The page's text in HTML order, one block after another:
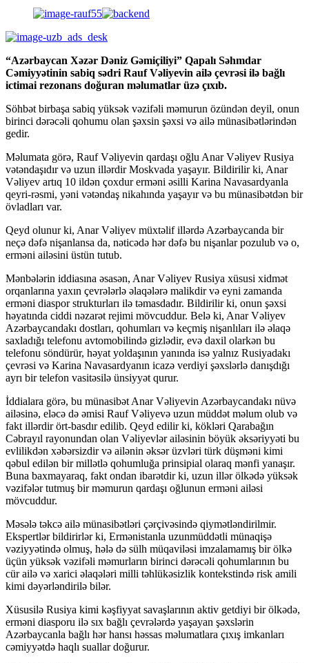
“Azərbaycan Xəzər Dəniz Gəmiçiliyi” Qapalı Səhmdar
Cəmiyyətinin sabiq sədri Rauf Vəliyevin ailə çevrəsi ilə bağlı
ictimai rezonans doğuran məlumatlar üzə çıxıb.
Söhbət birbaşa sabiq yüksək vəzifəli məmurun özündən deyil, onun
birinci dərəcəli qohumu olan şəxsin şəxsi və ailə münasibətlərindən
gedir.
Məlumata görə, Rauf Vəliyevin qardaşı oğlu Anar Vəliyev Rusiya
vətəndaşıdır və uzun illərdir Moskvada yaşayır. Bildirilir ki, Anar
Vəliyev artıq 10 ildən çoxdur erməni əsilli Karina Navasardyanla
qeyri-rəsmi, yəni vətəndaş nikahında yaşayır və bu münasibətdən bir
övladları var.
Qeyd olunur ki, Anar Vəliyev müxtəlif illərdə Azərbaycanda bir
neçə dəfə nişanlansa da, nəticədə hər dəfə bu nişanlar pozulub və o,
erməni ailəsini üstün tutub.
Mənbələrin iddiasına əsasən, Anar Vəliyev Rusiya xüsusi xidmət
orqanlarına yaxın çevrələrlə əlaqələrə malikdir və eyni zamanda
erməni diaspor strukturları ilə təmasdadır. Bildirilir ki, onun şəxsi
həyatında ciddi nəzarət rejimi mövcuddur. Belə ki, Anar Vəliyev
Azərbaycandakı dostları, qohumları və keçmiş nişanlıları ilə əlaqə
saxladığı telefonu avtomobilində gizlədir, evə daxil olarkən bu
telefonu söndürür, həyat yoldaşının yanında isə yalnız Rusiyadakı
çevrəsi və Karina Navasardyanın icazə verdiyi şəxslərlə danışdığı
ayrı bir telefon vasitəsilə ünsiyyət qurur.
İddialara görə, bu münasibət Anar Vəliyevin Azərbaycandakı nüvə
ailəsinə, eləcə də əmisi Rauf Vəliyevə uzun müddət məlum olub və
fakt illərdir ört-basdır edilib. Qeyd edilir ki, kökləri Qarabağın
Cəbrayıl rayonundan olan Vəliyevlər ailəsinin böyük əksəriyyəti bu
evlilikdən xəbərsizdir və ailənin əksər üzvləri türk düşməni kimi
qəbul edilən bir millətlə qohumluğa prinsipial olaraq mənfi yanaşır.
Buna baxmayaraq, fakt ondan ibarətdir ki, uzun illər ölkədə yüksək
vəzifələr tutmuş bir məmurun qardaşı oğlunun erməni ailəsi
mövcuddur.
Məsələ təkcə ailə münasibətləri çərçivəsində qiymətləndirilmir.
Ekspertlər bildirirlər ki, Ermənistanla uzunmüddətli münaqişə
vəziyyətində olmuş, hələ də sülh müqaviləsi imzalamamış bir ölkə
üçün yüksək vəzifəli məmurların birinci dərəcəli qohumlarının bu
cür ailə və xarici əlaqələri milli təhlükəsizlik kontekstində risk amili
kimi dəyərləndirilə bilər.
Xüsusilə Rusiya kimi kəşfiyyat savaşlarının aktiv getdiyi bir ölkədə,
erməni diasporu ilə sıx bağlı çevrələrdə yaşayan şəxslərin
Azərbaycanla bağlı hər hansı həssas məlumatlara çıxış imkanları
cəmiyyətdə haqlı suallar doğurur.